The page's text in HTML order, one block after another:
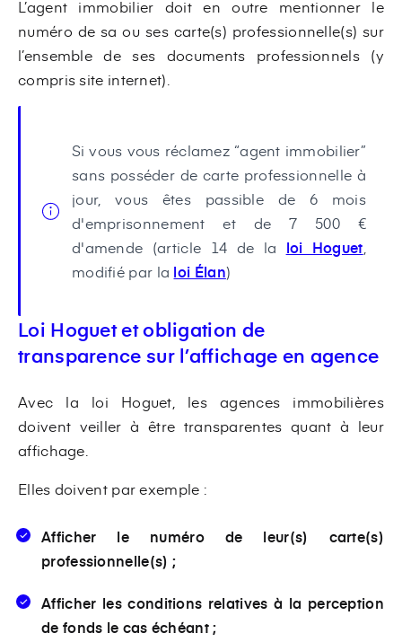
L’agent immobilier doit en outre mentionner le
numéro de sa ou ses carte(s) professionnelle(s) sur
l’ensemble de ses documents professionnels (y
compris site internet).
Si vous vous réclamez “agent immobilier”
sans posséder de carte professionnelle à
jour, vous êtes passible de 6 mois
d'emprisonnement et de 7 500 €
d'amende (article 14 de la loi Hoguet
modifié par la loi Élan)
Loi Hoguet et obligation de
transparence sur l’affichage en agence
Avec la loi Hoguet, les agences immobilières
doivent veiller à être transparentes quant à leur
affichage.
Elles doivent par exemple :
Afficher le numéro de leur(s) carte(s)
professionnelle(s) ;
Afficher les conditions relatives à la perception
de fonds le cas échéant ;